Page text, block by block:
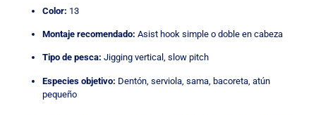
Color: 13
Montaje recomendado: Asist hook simple o doble en cabeza
Tipo de pesca: Jigging vertical, slow pitch
Especies objetivo: Dentón, serviola, sama, bacoreta, atún
pequeño